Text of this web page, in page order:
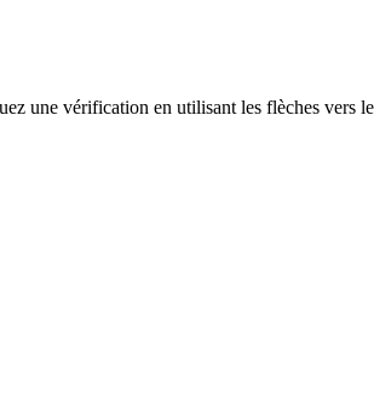
une vérification en utilisant les flèches vers